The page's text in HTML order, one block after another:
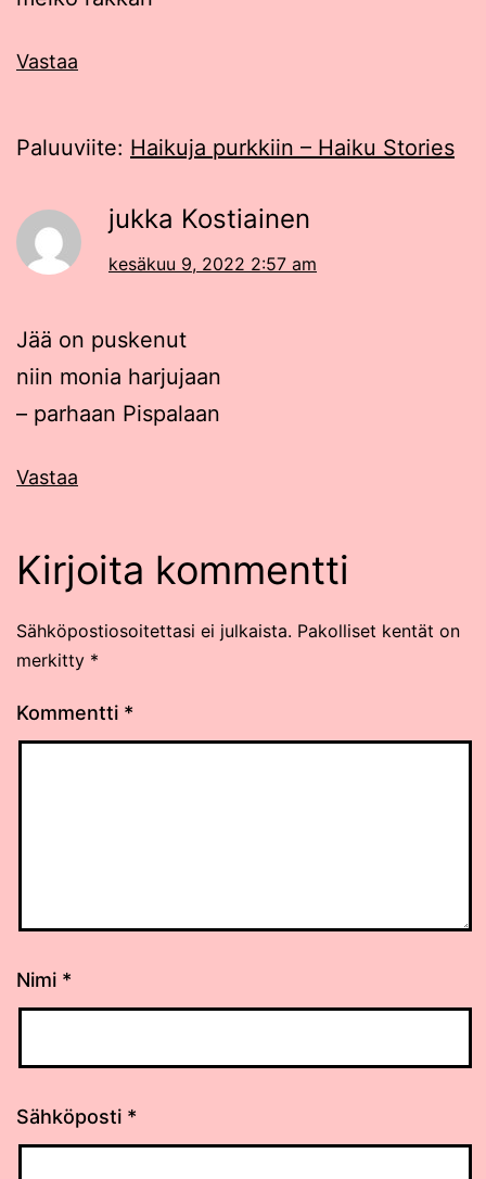
Vastaa
Paluuviite: Haikuja purkkiin – Haiku Stories
jukka Kostiainen
kesäkuu 9, 2022 2:57 am
Jää on puskenut
niin monia harjujaan
– parhaan Pispalaan
Vastaa
Kirjoita kommentti
Sähköpostiosoitettasi ei julkaista. Pakolliset kentät on
merkitty *
Kommentti *
Nimi *
Sähköposti *